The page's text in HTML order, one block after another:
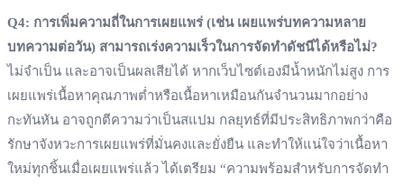
Q4: การเพิ่มความถี่ในการเผยแพร่ (เช่น เผยแพร่บทความหลาย
บทความต่อวัน) สามารถเร่งความเร็วในการจัดทำดัชนีได้หรือไม่?
ไม่จำเป็น และอาจเป็นผลเสียได้ หากเว็บไซต์เองมีน้ำหนักไม่สูง การ
เผยแพร่เนื้อหาคุณภาพต่ำหรือเนื้อหาเหมือนกันจำนวนมากอย่าง
กะทันหัน อาจถูกตีความว่าเป็นสแปม กลยุทธ์ที่มีประสิทธิภาพกว่าคือ
รักษาจังหวะการเผยแพร่ที่มั่นคงและยั่งยืน และทำให้แน่ใจว่าเนื้อหา
ใหม่ทุกชิ้นเมื่อเผยแพร่แล้ว ได้เตรียม “ความพร้อมสำหรับการจัดทำ